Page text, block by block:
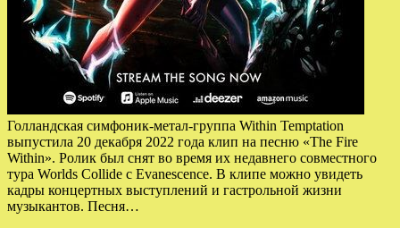
Голландская симфоник-метал-группа Within Temptation
выпустила 20 декабря 2022 года клип на песню «The Fire
Within». Ролик был снят во время их недавнего совместного
тура Worlds Collide с Evanescence. В клипе можно увидеть
кадры концертных выступлений и гастрольной жизни
музыкантов. Песня…